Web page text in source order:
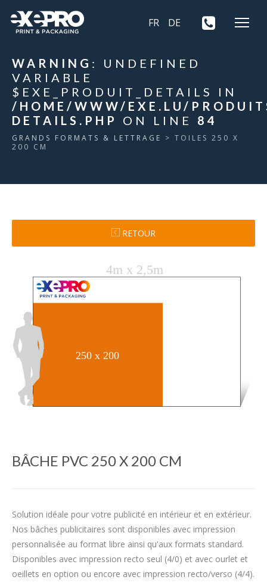
FR DE
WARNING : UNDEFINED
VARIABLE
$EXE_PRODUIT_DETAILS IN
/HOME/WWW/EXE.LU/
DETAILS.PHP
ON LINE 84
GRANDS FORMATS & LETTRAGE > TOILES 250 X
200 CM
RETOUR
BÂCHE PVC 250 X 200 CM
Solution idéale pour votre publicité en intérieur et en extérieur.
Nos bâches publicitaires sont disponibles avec impression
personnalisée au format libre ainsi qu'aux formats standard.
Disponibles avec impression recto seul (4/0) et avec ourlet et
oeillets en option ou encore avec impression recto/verso (4/4).